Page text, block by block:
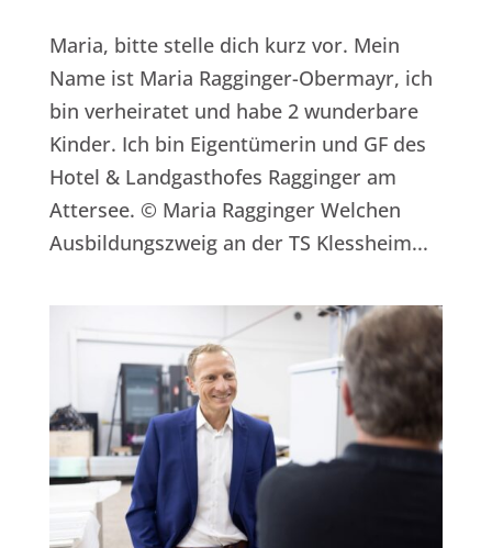
Maria, bitte stelle dich kurz vor. Mein
Name ist Maria Ragginger-Obermayr, ich
bin verheiratet und habe 2 wunderbare
Kinder. Ich bin Eigentümerin und GF des
Hotel & Landgasthofes Ragginger am
Attersee. © Maria Ragginger Welchen
Ausbildungszweig an der TS Klessheim...